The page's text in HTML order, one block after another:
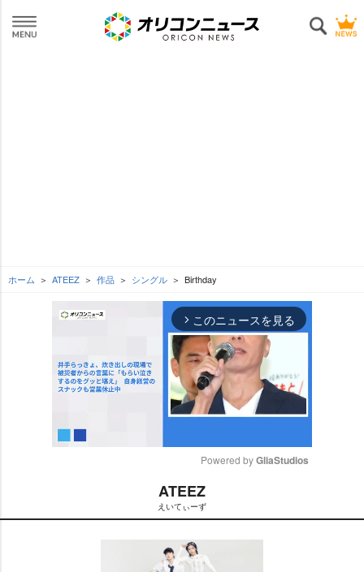
ホーム ATEEZ 作品 シングル Birthday
arrow_forward_ios このニュースを見る
t
e
Powered by GliaStudios
ATEEZ
えいてぃーず